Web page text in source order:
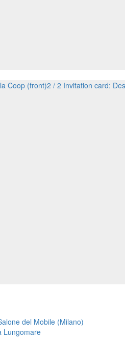
Coop (front)2 / 2 Invitation card:
del Mobile (Milano)
Lungomare